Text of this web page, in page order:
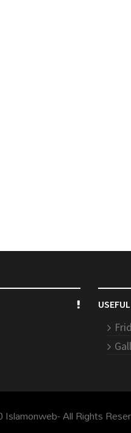
All Rights